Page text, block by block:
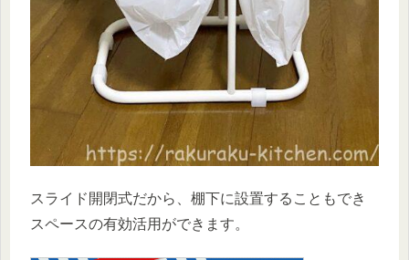
スライド開閉式だから、棚下に設置することもでき
スペースの有効活用ができます。